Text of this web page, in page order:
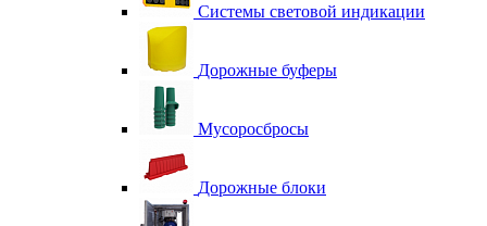
Системы световой индикации
Дорожные буферы
Мусоросбросы
Дорожные блоки